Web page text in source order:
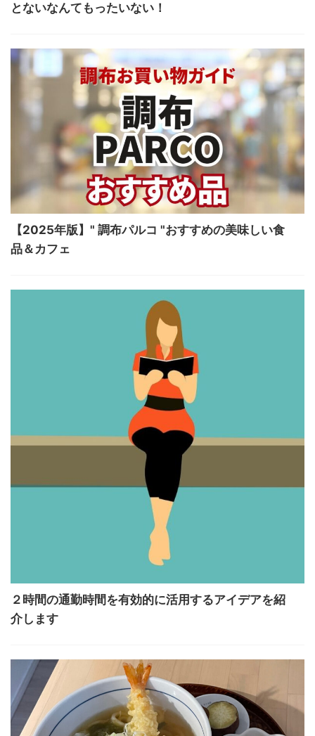
とないなんてもったいない！
【2025年版】" 調布パルコ "おすすめの美味しい食
品＆カフェ
２時間の通勤時間を有効的に活用するアイデアを紹
介します